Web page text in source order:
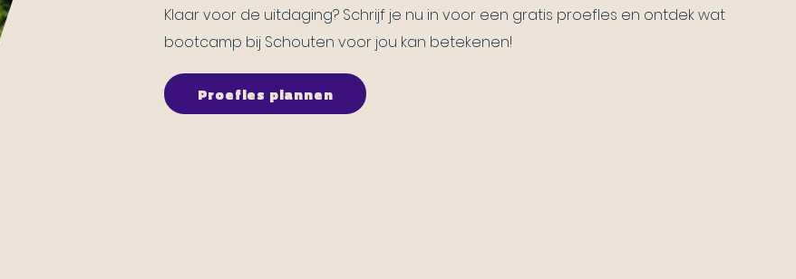
Klaar voor de uitdaging? Schrijf je nu in voor een gratis proefles en ontdek wat
bootcamp bij Schouten voor jou kan betekenen!
Proefles plannen